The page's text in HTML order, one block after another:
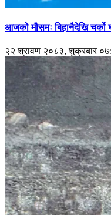
आजको मौसमः बिहानैदेखि चर्को
२२ श्रावण २०८३, शुक्रबार